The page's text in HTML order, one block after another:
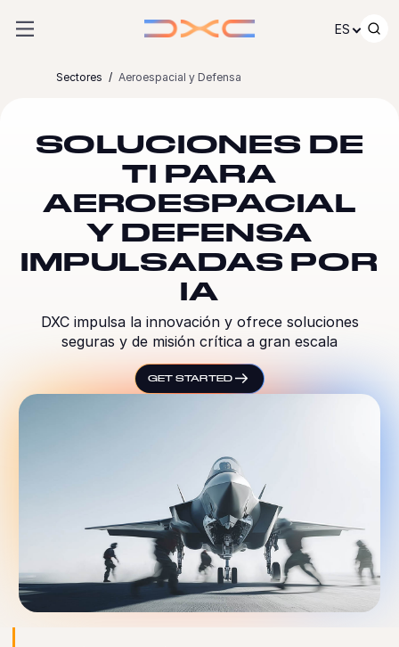
ES
Sectores Aeroespacial y Defensa
SOLUCIONES DE
TI PARA
AEROESPACIAL
Y DEFENSA
IMPULSADAS POR
IA
DXC impulsa la innovación y ofrece soluciones
seguras y de misión crítica a gran escala
GET STARTED